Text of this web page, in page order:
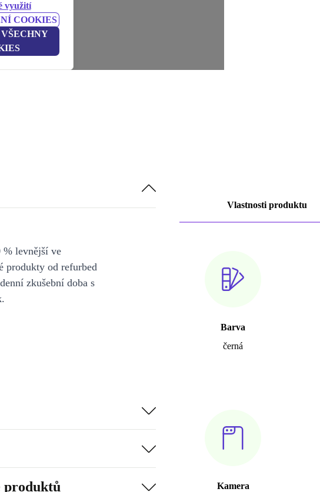
využití
COOKIES
Vlastnosti produktu
Barva
černá
Kamera
% levnější ve
produkty od refurbed
zkušební doba s
produktů